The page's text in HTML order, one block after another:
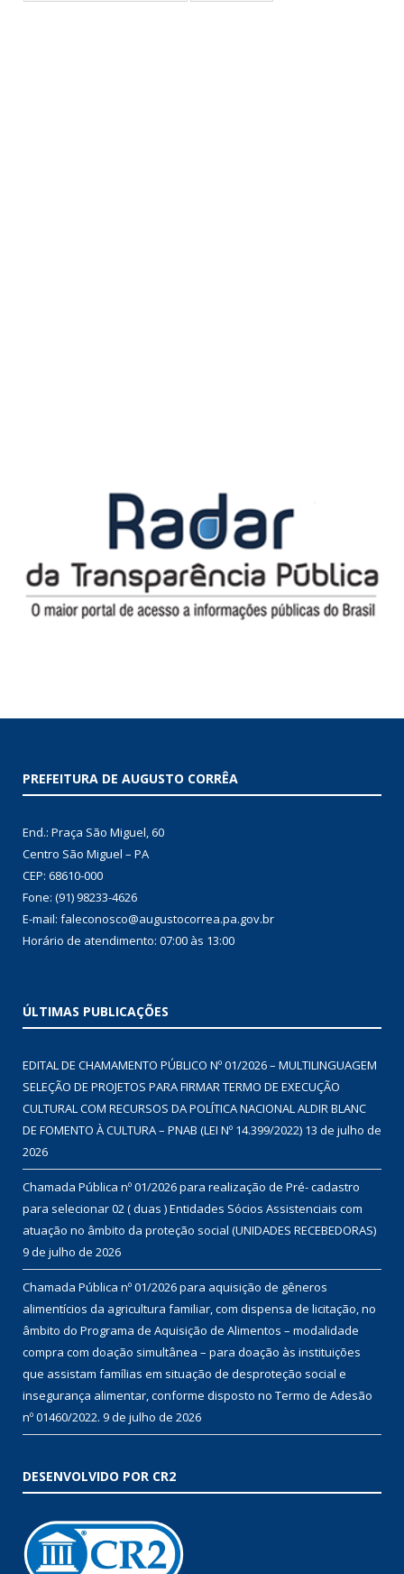
PREFEITURA DE AUGUSTO CORRÊA
End.: Praça São Miguel, 60
Centro São Miguel – PA
CEP: 68610-000
Fone: (91) 98233-4626
E-mail: faleconosco@augustocorrea.pa.gov.br
Horário de atendimento: 07:00 às 13:00
ÚLTIMAS PUBLICAÇÕES
EDITAL DE CHAMAMENTO PÚBLICO Nº 01/2026 – MULTILINGUAGEM
SELEÇÃO DE PROJETOS PARA FIRMAR TERMO DE EXECUÇÃO
CULTURAL COM RECURSOS DA POLÍTICA NACIONAL ALDIR BLANC
DE FOMENTO À CULTURA – PNAB (LEI Nº 14.399/2022) 13 de julho de
2026
Chamada Pública nº 01/2026 para realização de Pré- cadastro
para selecionar 02 ( duas ) Entidades Sócios Assistenciais com
atuação no âmbito da proteção social (UNIDADES RECEBEDORAS)
9 de julho de 2026
Chamada Pública nº 01/2026 para aquisição de gêneros
alimentícios da agricultura familiar, com dispensa de licitação, no
âmbito do Programa de Aquisição de Alimentos – modalidade
compra com doação simultânea – para doação às instituições
que assistam famílias em situação de desproteção social e
insegurança alimentar, conforme disposto no Termo de Adesão
nº 01460/2022. 9 de julho de 2026
DESENVOLVIDO POR CR2